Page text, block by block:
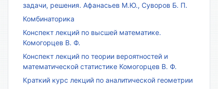
задачи, решения. Афанасьев М.Ю., Суворов Б. П.
Комбинаторика
Конспект лекций по высшей математике.
Комогорцев В. Ф.
Конспект лекций по теории вероятностей и
математической статистике Комогорцев В. Ф.
Краткий курс лекций по аналитической геометрии